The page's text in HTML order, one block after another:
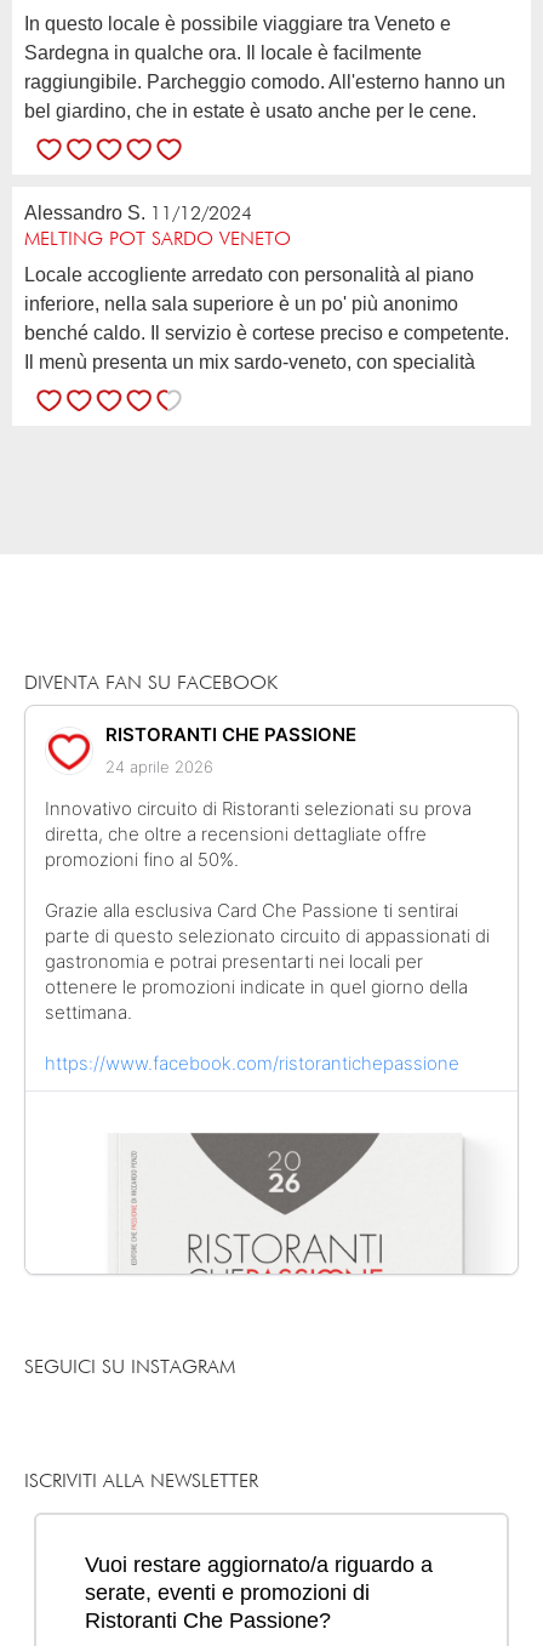
Sardegna in qualche ora. Il locale è facilmente
raggiungibile. Parcheggio comodo. All'esterno hanno un
bel giardino, che in estate è usato anche per le cene.
Sala all'interno ben curata. Siamo stati a cena con un
Alessandro S. 11/12/2024
MELTING POT SARDO VENETO
Locale accogliente arredato con personalità al piano
inferiore, nella sala superiore è un po' più anonimo
benché caldo. Il servizio è cortese preciso e competente.
Il menù presenta un mix sardo-veneto, con specialità
delle singole regioni. Ho trovato interessante il cerchio di
DIVENTA FAN SU FACEBOOK
RISTORANTI CHE PASSIONE
24 aprile 2026
Innovativo circuito di Ristoranti selezionati su prova
diretta, che oltre a recensioni dettagliate offre
promozioni fino al 50%.
Grazie alla esclusiva Card Che Passione ti sentirai
parte di questo selezionato circuito di appassionati di
gastronomia e potrai presentarti nei locali per
ottenere le promozioni indicate in quel giorno della
settimana.
https://www.facebook.com/ristorantichepassione
Mi piace
SEGUICI SU INSTAGRAM
ISCRIVITI ALLA NEWSLETTER